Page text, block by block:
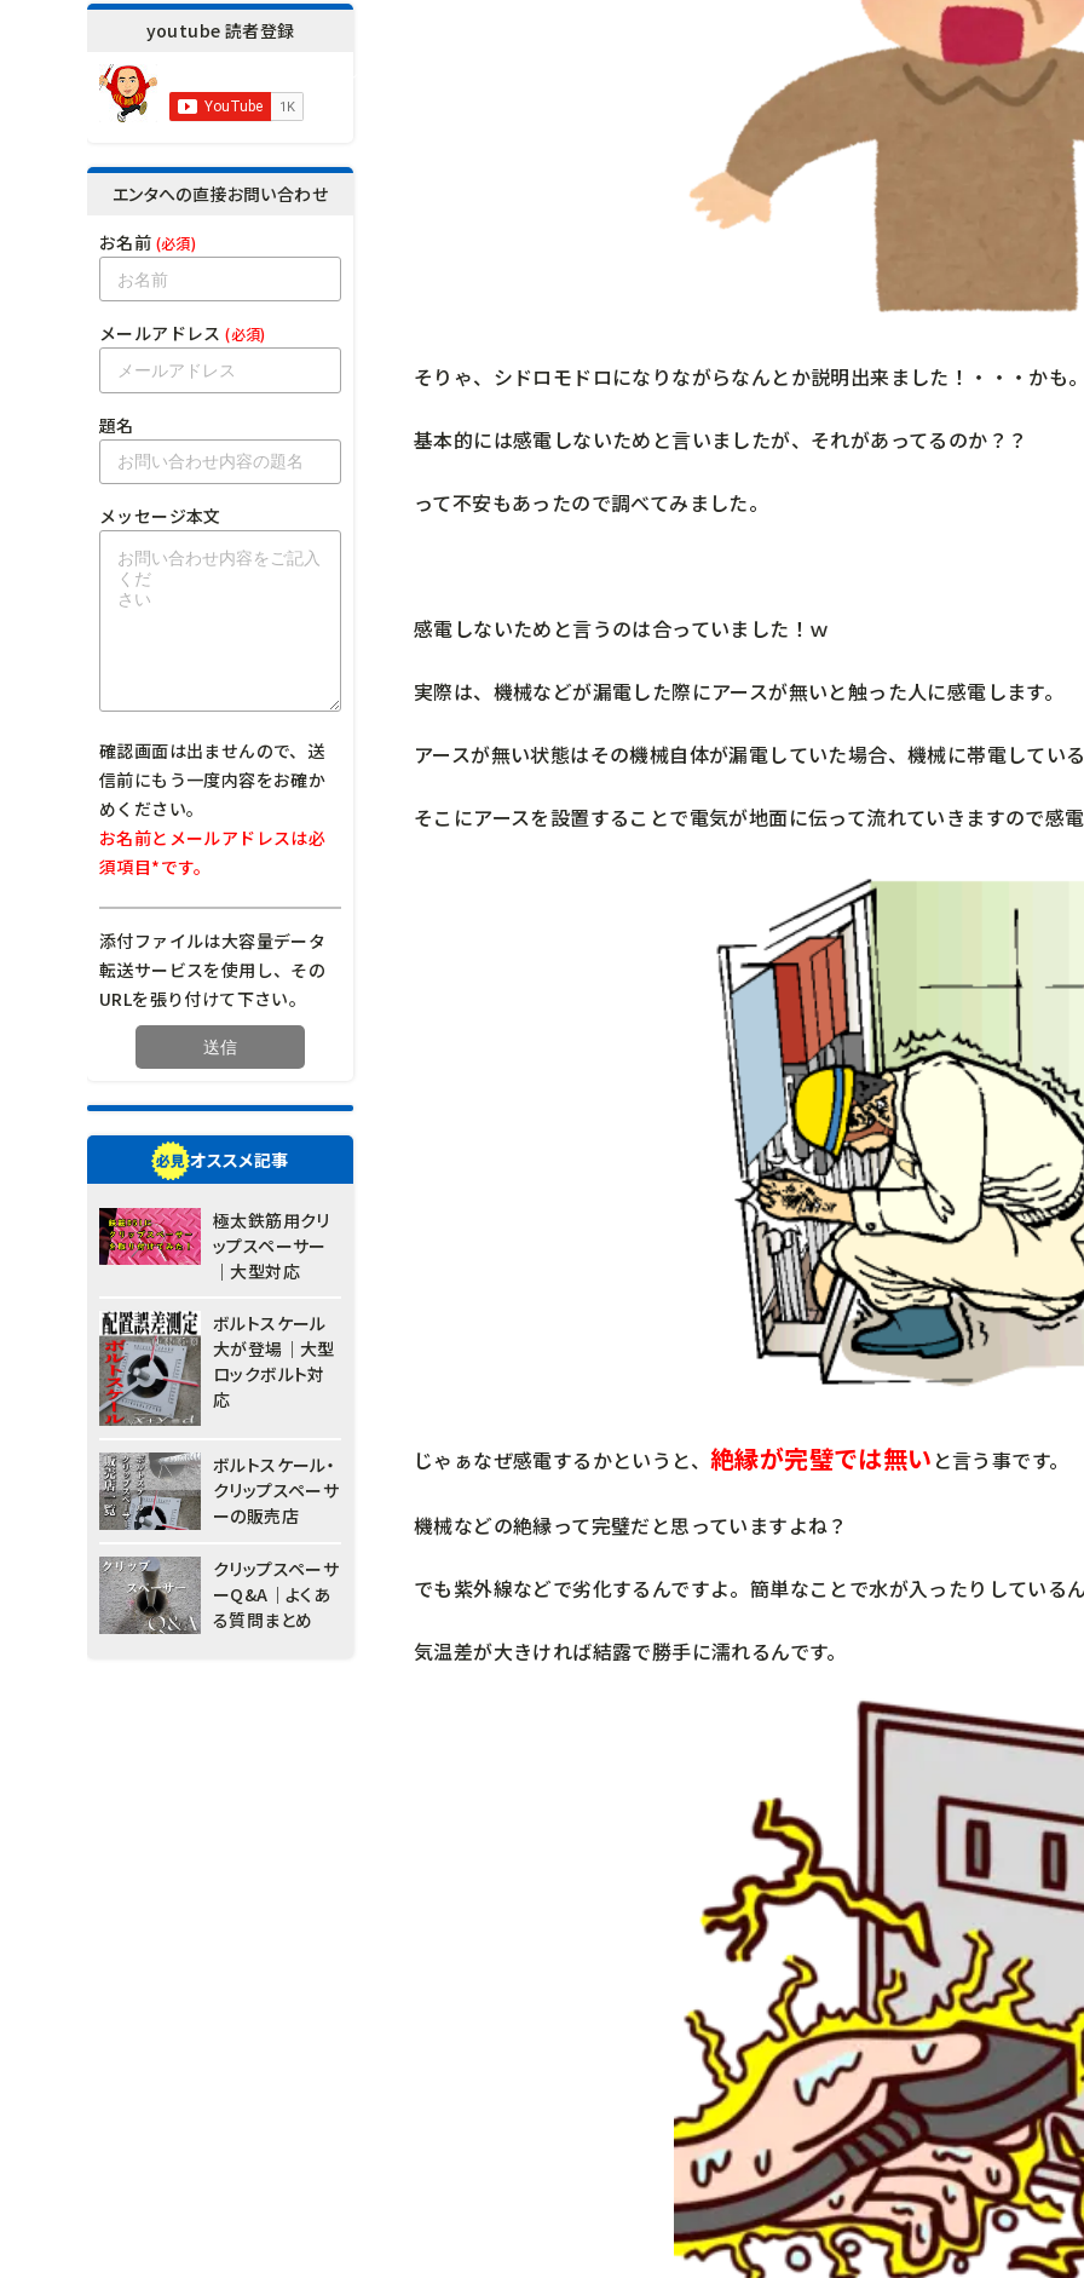
そりゃ、シドロモドロになりながらなんとか説明出来ました！・・・かも
基本的には感電しないためと言いましたが、それがあってるのか？？
って不安もあったので調べてみました。
感電しないためと言うのは合っていました！ｗ
実際は、機械などが漏電した際にアースが無いと触った人に感電します。
アースが無い状態はその機械自体が漏電していた場合、機械に帯電してい
そこにアースを設置することで電気が地面に伝って流れていきますので感
じゃぁなぜ感電するかというと、 絶縁が完璧では無い と言う事です。
機械などの絶縁って完璧だと思っていますよね？
でも紫外線などで劣化するんですよ。簡単なことで水が入ったりしている
気温差が大きければ結露で勝手に濡れるんです。
youtube 読者登録
エンタへの直接お問い合わせ
お名前 (必須)
メールアドレス (必須)
題名
メッセージ本文
確認画面は出ませんので、送
信前にもう一度内容をお確か
めください。
お名前とメールアドレスは必
須項目*です。
添付ファイルは大容量データ
転送サービスを使用し、その
URLを張り付けて下さい。
オススメ記事
極太鉄筋用クリ
ップスペーサー
｜大型対応
ボルトスケール
大が登場｜大型
ロックボルト対
応
ボルトスケール・
クリップスペーサ
ーの販売店
クリップスペーサ
ーQ&A｜よくあ
る質問まとめ